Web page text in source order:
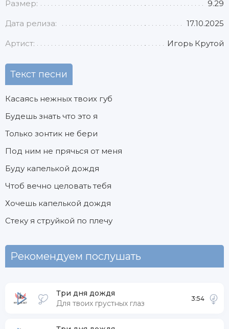
Размер: 9.29
Дата релиза: 17.10.2025
Артист: Игорь Крутой
Текст песни
Касаясь нежных твоих губ
Будешь знать что это я
Только зонтик не бери
Под ним не прячься от меня
Буду капелькой дождя
Чтоб вечно целовать тебя
Хочешь капелькой дождя
Стеку я струйкой по плечу
Рекомендуем послушать
Три дня дождя
Для твоих грустных глаз
3:54